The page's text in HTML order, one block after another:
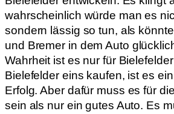
wahrscheinlich würde man es
sondern lässig so tun, als
und Bremer in dem Auto
Wahrheit ist es nur für
Bielefelder eins kaufen, ist es
Erfolg. Aber dafür muss es für
sein als nur ein gutes Auto. Es